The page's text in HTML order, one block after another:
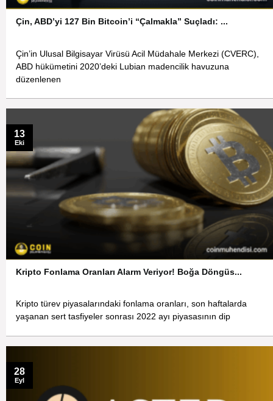
Çin, ABD’yi 127 Bin Bitcoin’i “Çalmakla” Suçladı: ...
Çin’in Ulusal Bilgisayar Virüsü Acil Müdahale Merkezi (CVERC),
ABD hükümetini 2020’deki Lubian madencilik havuzuna
düzenlenen
Kripto Fonlama Oranları Alarm Veriyor! Boğa Döngüs...
Kripto türev piyasalarındaki fonlama oranları, son haftalarda
yaşanan sert tasfiyeler sonrası 2022 ayı piyasasının dip
13
Eki
28
Eyl